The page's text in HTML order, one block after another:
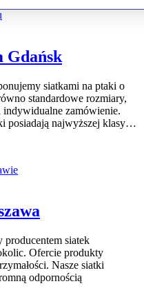
Gdańsk
siatkami na ptaki o
standardowe rozmiary,
zamówienie.
posiadają najwyższej klasy…
producentem siatek
Ofercie produkty
Nasze siatki
odpornością